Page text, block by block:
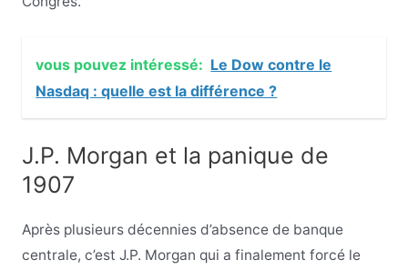
vous pouvez intéressé: Le Dow contre le
Nasdaq : quelle est la différence ?
J.P. Morgan et la panique de
1907
Après plusieurs décennies d’absence de banque
centrale, c’est J.P. Morgan qui a finalement forcé le